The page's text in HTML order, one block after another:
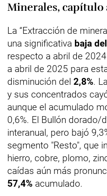
Minerales, capítulo
La “Extracción de
una significativa baja
respecto a abril de
a abril de 2025 para
disminución del 2,8%.
y sus concentrados
aunque el acumulado
0,6%. El Bullón dorado/
interanual, pero bajó
segmento "Resto", que
hierro, cobre, plomo,
caídas aún más
57,4% acumulado.